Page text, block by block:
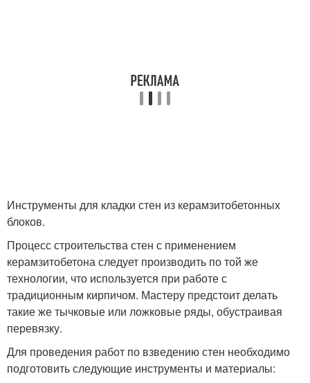
Инструменты для кладки стен из керамзитобетонных
блоков.
Процесс строительства стен с применением
керамзитобетона следует производить по той же
технологии, что используется при работе с
традиционным кирпичом. Мастеру предстоит делать
такие же тычковые или ложковые ряды, обустраивая
перевязку.
Для проведения работ по взведению стен необходимо
подготовить следующие инструменты и материалы: